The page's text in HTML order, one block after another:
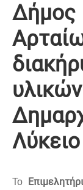
Δήμος
Λύκειο
Το